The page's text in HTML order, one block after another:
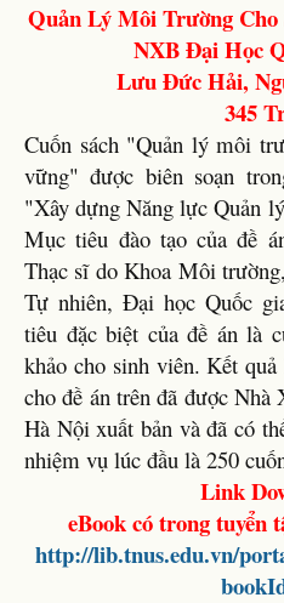
Quản Lý Môi Trường
NXB Đại Học
Lưu Đức Hải,
345
Cuốn sách "Quản lý môi
vững" được biên soạn
"Xây dựng Năng lực Quản
Mục tiêu đào tạo của đề
Thạc sĩ do Khoa Môi
Tự nhiên, Đại học Quốc
tiêu đặc biệt của đề án là
khảo cho sinh viên. Kết
cho đề án trên đã được
Hà Nội xuất bản và đã có
nhiệm vụ lúc đầu là 250
Link
eBook có trong tuyển
http://lib.tnus.edu.vn/